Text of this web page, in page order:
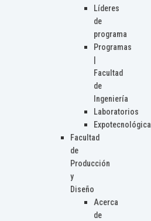
Líderes
de
programa
Programas
Facultad
de
Ingeniería
Laboratorios
Expotecnológica
Facultad
de
Producción
y
Diseño
Acerca
de